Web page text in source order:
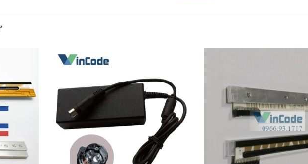
an toàn cho thiết bị của bạn
109 Trần Hưng Đạo, Phường Cửa Nam, Thành phố Hà Nội, Việt Nam
linh-kien-may-pos-phu-kien-ma-vach/
bạn trong việc vận hành hiệu quả thiết bị kinh doanh, đảm bảo nguồn điện ổn định